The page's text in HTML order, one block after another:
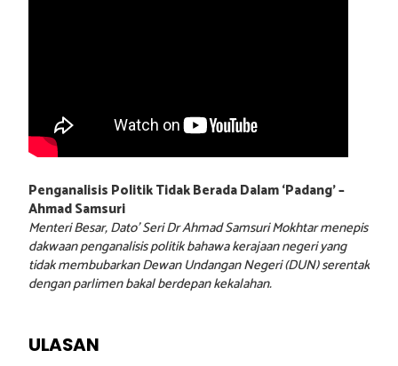
Penganalisis Politik Tidak Berada Dalam ‘Padang’ –
Ahmad Samsuri
Menteri Besar, Dato’ Seri Dr Ahmad Samsuri Mokhtar menepis
dakwaan penganalisis politik bahawa kerajaan negeri yang
tidak membubarkan Dewan Undangan Negeri (DUN) serentak
dengan parlimen bakal berdepan kekalahan.
ULASAN